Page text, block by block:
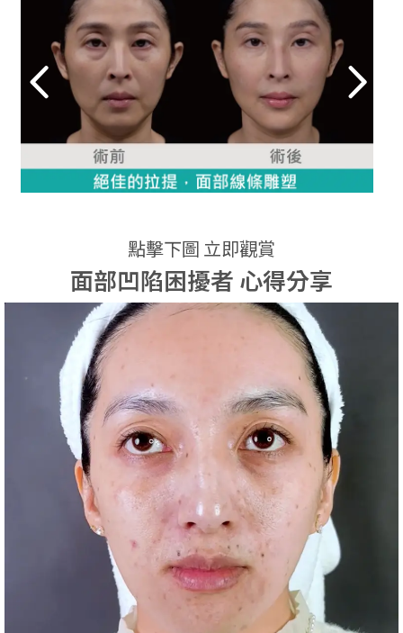
點擊下圖 立即觀賞
面部凹陷困擾者 心得分享